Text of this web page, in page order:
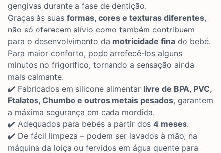
gengivas durante a fase de dentição.
Graças às suas formas, cores e texturas diferentes,
não só oferecem alívio como também contribuem
para o desenvolvimento da motricidade fina do bebé.
Para maior conforto, pode arrefecê-los alguns
minutos no frigorífico, tornando a sensação ainda
mais calmante.
✔️ Fabricados em silicone alimentar livre de BPA, PVC,
Ftalatos, Chumbo e outros metais pesados, garantem
a máxima segurança em cada mordida.
✔️ Adequados para bebés a partir dos 4 meses.
✔️ De fácil limpeza – podem ser lavados à mão, na
máquina da loiça ou fervidos em água quente para